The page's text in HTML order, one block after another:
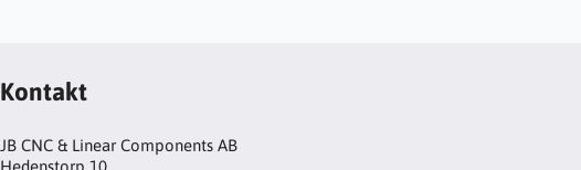
Kontakt
JB CNC & Linear Components AB
Hedenstorp 10